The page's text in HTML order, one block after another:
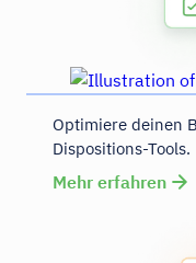
Optimiere deinen
Dispositions-Tools.
Mehr erfahren